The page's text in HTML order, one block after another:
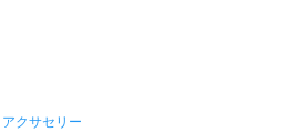
アクサセリー